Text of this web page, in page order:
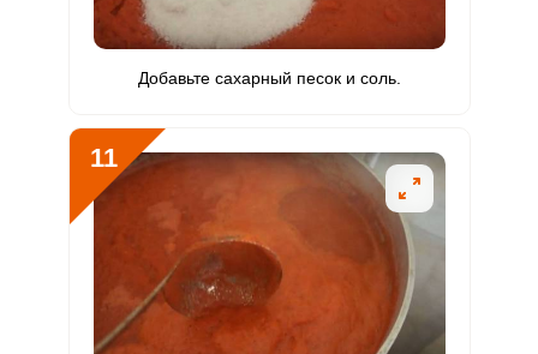
Добавьте сахарный песок и соль.
11